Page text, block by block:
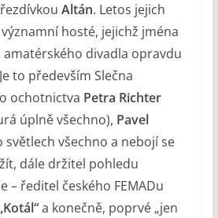
Altán. Letos jejich
hosté, jejichž jména
amatérského divadla opravdu
to především Slečna
ochotnictva Petra Richter
úplně všechno), Pavel
světlech všechno a nebojí se
dále držitel pohledu
– ředitel českého FEMADu
a konečně, poprvé „jen